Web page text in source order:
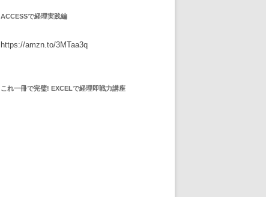
ACCESSで経理実践編
https://amzn.to/3MTaa3q
これ一冊で完璧! EXCELで経理即戦力講座